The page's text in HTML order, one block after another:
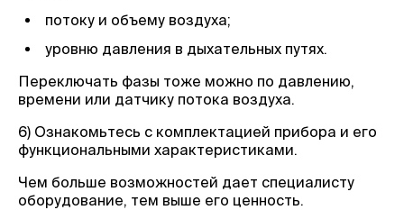
потоку и объему воздуха;
уровню давления в дыхательных путях.
Переключать фазы тоже можно по давлению,
времени или датчику потока воздуха.
6) Ознакомьтесь с комплектацией прибора и его
функциональными характеристиками.
Чем больше возможностей дает специалисту
оборудование, тем выше его ценность.